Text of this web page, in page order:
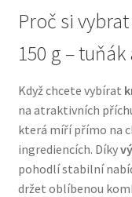
Oblečky pro psy
Pamlsky pro psy
Pelíšky pro psy
Ortopedické
Přepravky pro psy
Proč si vybrat
150 g –
Když chcete vybírat
na atraktivních
která míří přímo na
ingrediencích. Díky
pohodlí stabilní
držet oblíbenou